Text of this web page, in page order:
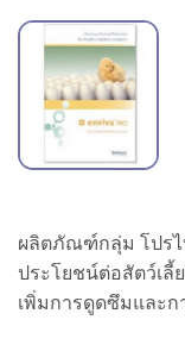
ผลิตภัณฑ์กลุ่ม โปรไ
ประโยชน์ต่อสัตว์เลี้
เพิ่มการดูดซึมและก